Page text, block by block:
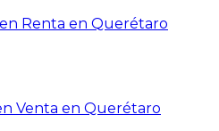
Renta en Querétaro
Venta en Querétaro